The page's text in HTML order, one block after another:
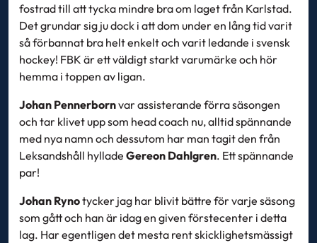
fostrad till att tycka mindre bra om laget från Karlstad.
Det grundar sig ju dock i att dom under en lång tid varit
så förbannat bra helt enkelt och varit ledande i svensk
hockey! FBK är ett väldigt starkt varumärke och hör
hemma i toppen av ligan.
Johan Pennerbornvar assisterande förra säsongen
och tar klivet upp som head coach nu, alltid spännande
med nya namn och dessutom har man tagit den från
Leksandshåll hyllade Gereon Dahlgren. Ett spännande
par!
Johan Rynotycker jag har blivit bättre för varje säsong
som gått och han är idag en given förstecenter i detta
lag. Har egentligen det mesta rent skicklighetsmässigt